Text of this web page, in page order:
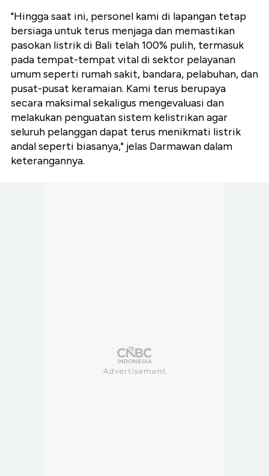
"Hingga saat ini, personel kami di lapangan tetap
bersiaga untuk terus menjaga dan memastikan
pasokan listrik di Bali telah 100% pulih, termasuk
pada tempat-tempat vital di sektor pelayanan
umum seperti rumah sakit, bandara, pelabuhan, dan
pusat-pusat keramaian. Kami terus berupaya
secara maksimal sekaligus mengevaluasi dan
melakukan penguatan sistem kelistrikan agar
seluruh pelanggan dapat terus menikmati listrik
andal seperti biasanya," jelas Darmawan dalam
keterangannya.